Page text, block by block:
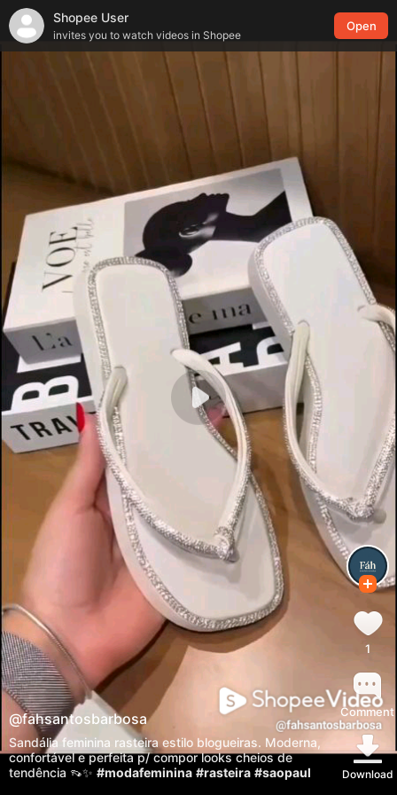
Shopee User
invites you to watch videos in Shopee
Open
1
Comment
Download
@fahsantosbarbosa
Sandália feminina rasteira estilo blogueiras. Moderna,
confortável e perfeita p/ compor looks cheios de
tendência 👡✨ #modafeminina #rasteira #saopaul